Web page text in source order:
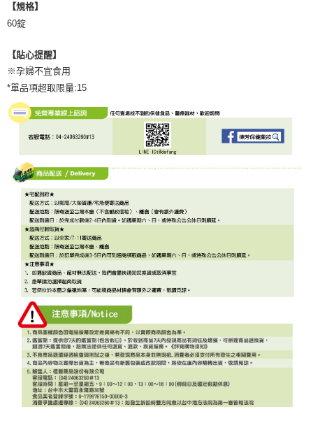
【規格】
60錠
【貼心提醒】
※孕婦不宜食用
*單品項超取限量:15